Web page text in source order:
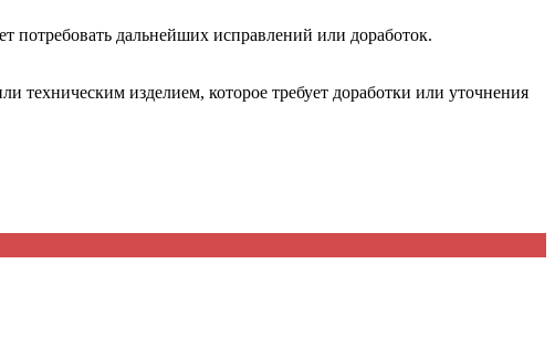
потребовать дальнейших исправлений или доработок.
техническим изделием, которое требует доработки или уточнения